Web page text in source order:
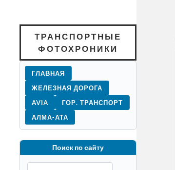
ТРАНСПОРТНЫЕ
ФОТОХРОНИКИ
ГЛАВНАЯ
ЖЕЛЕЗНАЯ ДОРОГА
AVIA
ГОР. ТРАНСПОРТ
АЛМА-АТА
Поиск по сайту